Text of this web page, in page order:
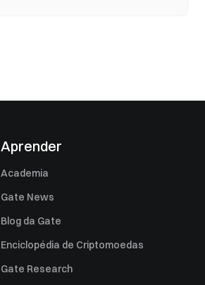
Aprender
Academia
Gate News
Blog da Gate
Enciclopédia de Criptomoedas
Gate Research